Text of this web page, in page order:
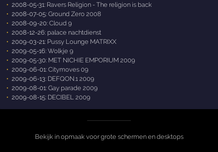
2008-05-31: Ravers Religion - The religion is back
2008-07-05: Ground Zero 2008
2008-09-20: Cloud 9
2008-12-26: palace nachtdienst
2009-03-21: Pussy Lounge MATRIXX
2009-05-16: Wolkje 9
2009-05-30: MET NICHIE EMPORIUM 2009
2009-06-01: Citymoves 09
2009-06-13: DEFQON.1 2009
2009-08-01: Gay parade 2009
2009-08-15: DECIBEL 2009
Bekijk in opmaak voor grote schermen en desktops